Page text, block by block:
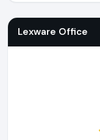
Lexware Office